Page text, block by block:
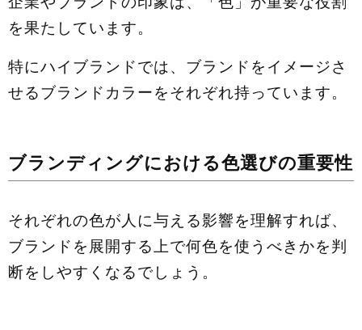
を果たしています。
特にハイブランドでは、ブランドをイメージさ
せるブランドカラーをそれぞれ持っています。
ブランディングにおける色選びの重要性
それぞれの色が人に与える影響を理解すれば、
ブランドを展開する上で何色を使うべきかを判
断をしやすくなるでしょう。